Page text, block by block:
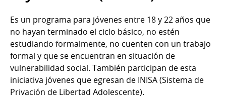
Es un programa para jóvenes entre 18 y 22 años que
no hayan terminado el ciclo básico, no estén
estudiando formalmente, no cuenten con un trabajo
formal y que se encuentran en situación de
vulnerabilidad social. También participan de esta
iniciativa jóvenes que egresan de INISA (Sistema de
Privación de Libertad Adolescente).